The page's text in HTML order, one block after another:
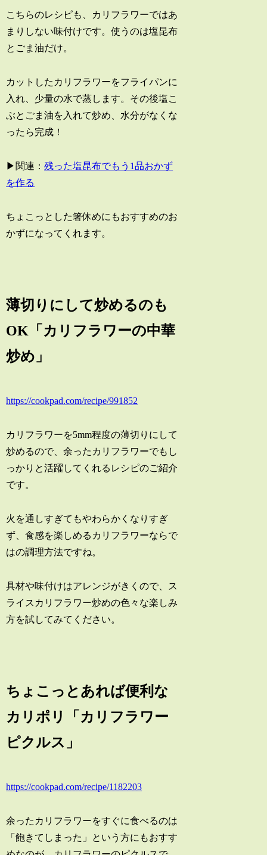
こちらのレシピも、カリフラワーではあ
まりしない味付けです。使うのは塩昆布
とごま油だけ。
カットしたカリフラワーをフライパンに
入れ、少量の水で蒸します。その後塩こ
ぶとごま油を入れて炒め、水分がなくな
ったら完成！
▶関連：残った塩昆布でもう1品おかず
を作る
ちょこっとした箸休めにもおすすめのお
かずになってくれます。
薄切りにして炒めるのも
OK「カリフラワーの中華
炒め」
https://cookpad.com/recipe/991852
カリフラワーを5mm程度の薄切りにして
炒めるので、余ったカリフラワーでもし
っかりと活躍してくれるレシピのご紹介
です。
火を通しすぎてもやわらかくなりすぎ
ず、食感を楽しめるカリフラワーならで
はの調理方法ですね。
具材や味付けはアレンジがきくので、ス
ライスカリフラワー炒めの色々な楽しみ
方を試してみてください。
ちょこっとあれば便利な
カリポリ「カリフラワー
ピクルス」
https://cookpad.com/recipe/1182203
余ったカリフラワーをすぐに食べるのは
「飽きてしまった」という方にもおすす